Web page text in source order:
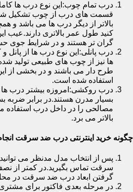
درب تمام چوب:این نوع درب ها
قسمت های درب از چوب تشکیل
بالاتر از دیگر درب ها می باشد و
کنید طول عمر بالاتری دارند.عیب
گران تر هستند و در شرایط جوی
درب پانلی:این نوع درب ها از پانل
ها نیز از چوب های طبیعی تولید
طرح دار می باشند و در بخشی از
استفاده شده است.
درب روکشی:امروزه بیشتر درب ها
بسیار مدرن هستند.در برابر ضربه
مصالحی را در داخل درب استفاده
بالاتر می برد.
چگونه خرید اینترنتی درب ضد سرقت
پس از انتخاب مدل مدنظر می
سرقت تماس بگیرید.در کمتر از
گرفتن ابعاد درب ضد سرقت در
در مرحله بعدی فاکتور برای